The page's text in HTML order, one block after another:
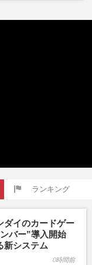
ランキング
ダイのカードゲー
バー”導入開始
新システム
0時間前